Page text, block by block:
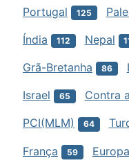
Portugal 125
Índia 112 Nepal
Grã-Bretanha 86
Israel 65 Contra
PCI(MLM) 64
França 59 Europa